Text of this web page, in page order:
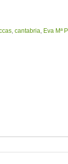
, cantabria, Eva Mª